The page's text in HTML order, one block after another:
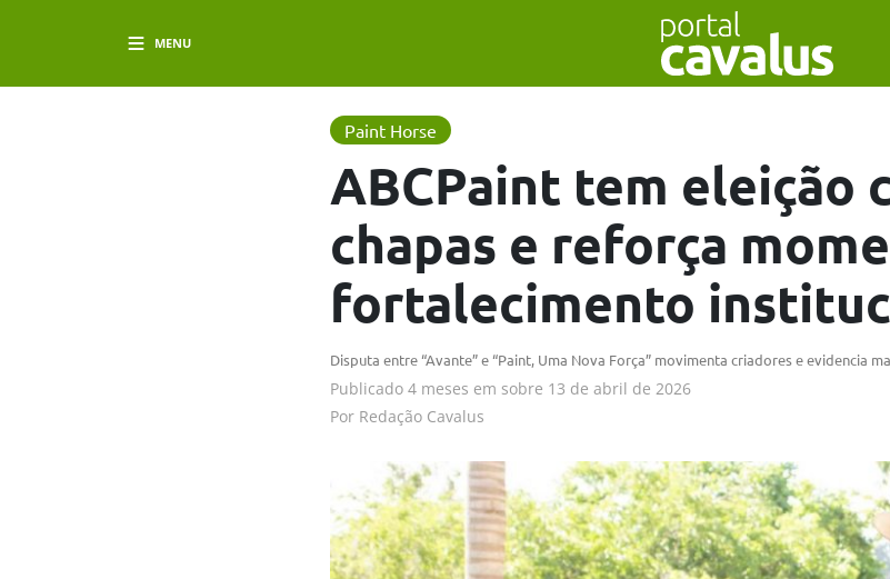
MENU
Paint Horse
ABCPaint tem eleição
chapas e reforça
fortalecimento
Disputa entre “Avante” e “Paint, Uma Nova Força” movimenta criadores e evidencia
Publicado 4 meses em sobre 13 de abril de 2026
Por Redação Cavalus